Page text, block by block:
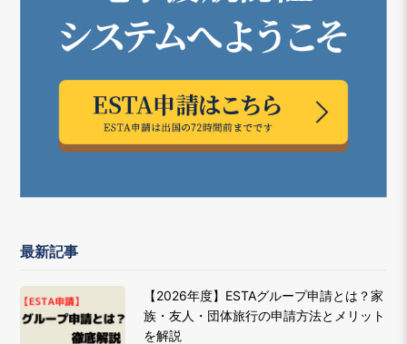
最新記事
【2026年度】ESTAグループ申請とは？家
族・友人・団体旅行の申請方法とメリット
を解説